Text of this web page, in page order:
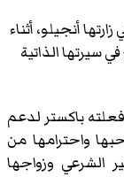
أثناء
الذاتية
باكستر لدعم
من
وزواجها